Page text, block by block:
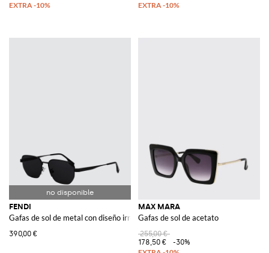
FENDI
Gafas de sol de metal con diseño irregular y logo grabado
390,00 €
MAX MARA
Gafas de sol de acetato
255,00 €
178,50 €
-30%